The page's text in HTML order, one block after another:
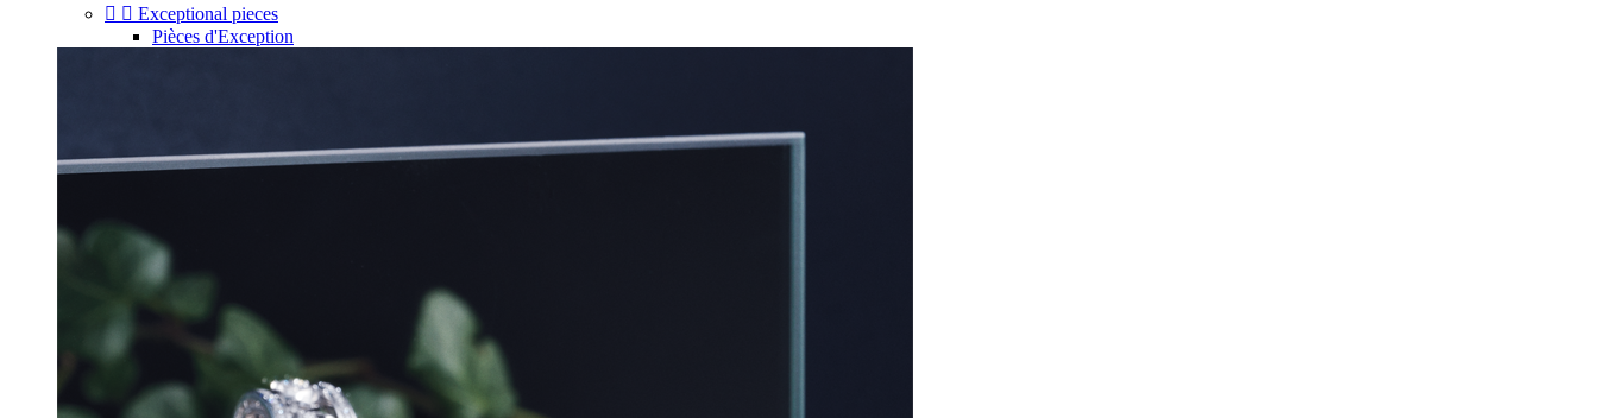
  Exceptional pieces
Pièces d'Exception